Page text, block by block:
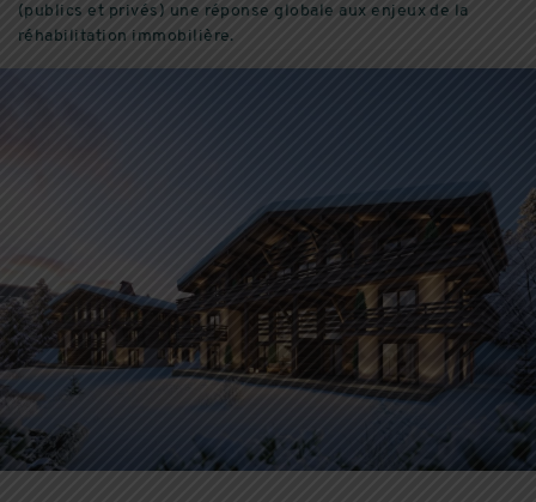
(publics et privés) une réponse globale aux enjeux de la
réhabilitation immobilière.